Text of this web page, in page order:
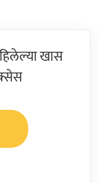
खास